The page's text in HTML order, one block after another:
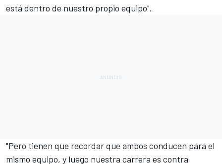
está dentro de nuestro propio equipo".
"Pero tienen que recordar que ambos conducen para el
mismo equipo, y luego nuestra carrera es contra